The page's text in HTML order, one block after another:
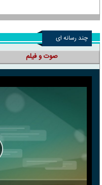
چند رسانه ای
صوت و فیلم